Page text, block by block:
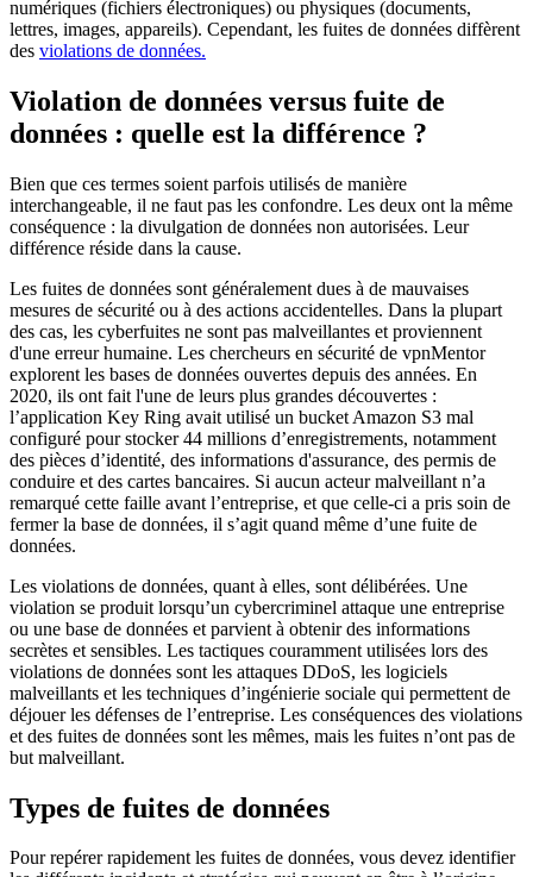
numériques (fichiers électroniques) ou physiques (documents,
lettres, images, appareils). Cependant, les fuites de données diffèrent
des violations de données.
Violation de données versus fuite de
données : quelle est la différence ?
Bien que ces termes soient parfois utilisés de manière
interchangeable, il ne faut pas les confondre. Les deux ont la même
conséquence : la divulgation de données non autorisées. Leur
différence réside dans la cause.
Les fuites de données sont généralement dues à de mauvaises
mesures de sécurité ou à des actions accidentelles. Dans la plupart
des cas, les cyberfuites ne sont pas malveillantes et proviennent
d'une erreur humaine. Les chercheurs en sécurité de vpnMentor
explorent les bases de données ouvertes depuis des années. En
2020, ils ont fait l'une de leurs plus grandes découvertes :
l’application Key Ring avait utilisé un bucket Amazon S3 mal
configuré pour stocker 44 millions d’enregistrements, notamment
des pièces d’identité, des informations d'assurance, des permis de
conduire et des cartes bancaires. Si aucun acteur malveillant n’a
remarqué cette faille avant l’entreprise, et que celle-ci a pris soin de
fermer la base de données, il s’agit quand même d’une fuite de
données.
Les violations de données, quant à elles, sont délibérées. Une
violation se produit lorsqu’un cybercriminel attaque une entreprise
ou une base de données et parvient à obtenir des informations
secrètes et sensibles. Les tactiques couramment utilisées lors des
violations de données sont les attaques DDoS, les logiciels
malveillants et les techniques d’ingénierie sociale qui permettent de
déjouer les défenses de l’entreprise. Les conséquences des violations
et des fuites de données sont les mêmes, mais les fuites n’ont pas de
but malveillant.
Types de fuites de données
Pour repérer rapidement les fuites de données, vous devez identifier